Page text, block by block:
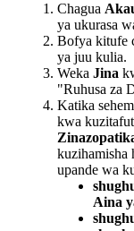
Chagua
ya ukurasa
Bofya kitufe
ya juu kulia.
Weka Jina
"Ruhusa za
Katika
kwa
kuzihamisha
upande wa
Aina